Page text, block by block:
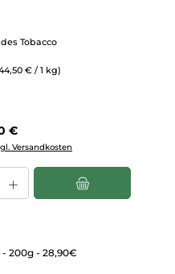
Tobacco
€ / 1 kg)
Preis:
€
Versandkosten
Wert ein oder benutze die